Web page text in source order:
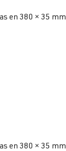
en 380 × 35 mm
en 380 × 35 mm